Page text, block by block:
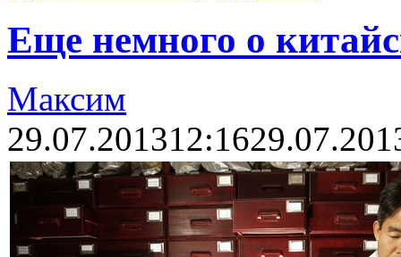
Еще немного о
Максим
29.07.201312:16